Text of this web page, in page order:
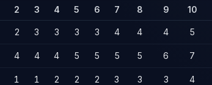
2 3 4 5 6 7 8 9 10
2 3 3 3 3 4 4 4 5
4 4 4 5 5 5 5 6 7
1 1 2 2 2 3 3 3 4